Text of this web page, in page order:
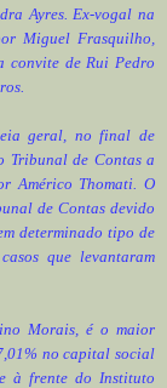
Ayres. Ex-vogal na
Miguel Frasquilho,
convite de Rui Pedro
geral, no final de
Tribunal de Contas a
Américo Thomati. O
de Contas devido
determinado tipo de
que levantaram
Morais, é o maior
no capital social
à frente do Instituto